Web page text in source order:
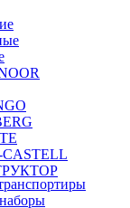
CASTELL